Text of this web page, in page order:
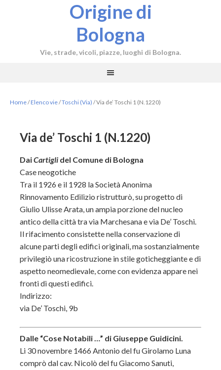
Origine di
Bologna
Vie, strade, vicoli, piazze, luoghi di Bologna.
Home/Elenco vie/Toschi (Via) /Via de’ Toschi 1 (N.1220)
Via de’ Toschi 1 (N.1220)
DaiCartigli del Comune di Bologna
Case neogotiche
Tra il 1926 e il 1928 la Società Anonima
Rinnovamento Edilizio ristrutturò, su progetto di
Giulio Ulisse Arata, un ampia porzione del nucleo
antico della città tra via Marchesana e via De’ Toschi.
Il rifacimento consistette nella conservazione di
alcune parti degli edifici originali, ma sostanzialmente
privilegiò una ricostruzione in stile goticheggiante e di
aspetto neomedievale, come con evidenza appare nei
fronti di questi edifici.
Indirizzo:
via De’ Toschi, 9b
Dalle “Cose Notabili …” di Giuseppe Guidicini.
Li 30 novembre 1466 Antonio del fu Girolamo Luna
comprò dal cav. Nicolò del fu Giacomo Sanuti,